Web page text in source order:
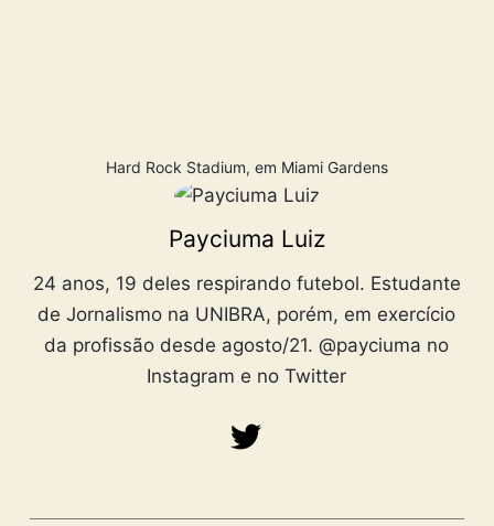
Hard Rock Stadium, em Miami Gardens
Payciuma Luiz
24 anos, 19 deles respirando futebol. Estudante
de Jornalismo na UNIBRA, porém, em exercício
da profissão desde agosto/21. @payciuma no
Instagram e no Twitter